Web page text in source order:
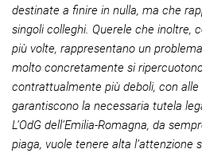
destinate a finire in nulla, ma che
singoli colleghi. Querele che inoltre,
più volte, rappresentano un
molto concretamente si
contrattualmente più deboli, con alle
garantiscono la necessaria tutela
L’OdG dell’Emilia-Romagna, da
piaga, vuole tenere alta l’attenzione